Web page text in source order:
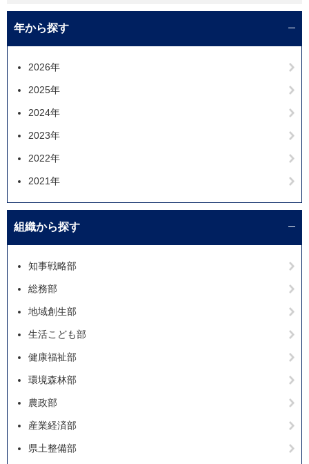
年から探す
2026年
2025年
2024年
2023年
2022年
2021年
組織から探す
知事戦略部
総務部
地域創生部
生活こども部
健康福祉部
環境森林部
農政部
産業経済部
県土整備部